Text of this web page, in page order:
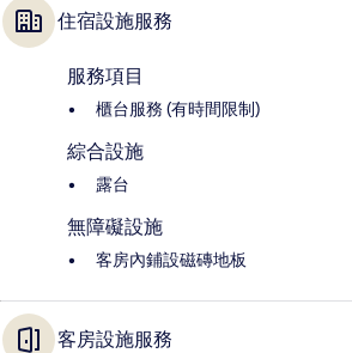
住宿設施服務
服務項目
櫃台服務 (有時間限制)
綜合設施
露台
無障礙設施
客房內鋪設磁磚地板
客房設施服務